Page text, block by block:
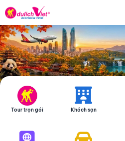
Tour trọn gói Khách sạn